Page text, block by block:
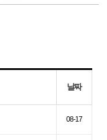
날짜
08-17